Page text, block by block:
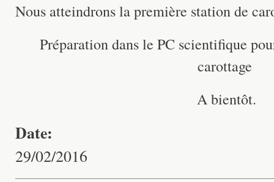
Nous atteindrons la première station de
Préparation dans le PC scientifique
carottage
A bientôt.
Date:
29/02/2016